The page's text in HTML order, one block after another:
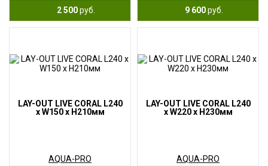
2 500руб.
9 600руб.
LAY-OUT LIVE CORAL L240
x W150 x H210мм
AQUA-PRO
LAY-OUT LIVE CORAL L240
x W220 x H230мм
AQUA-PRO